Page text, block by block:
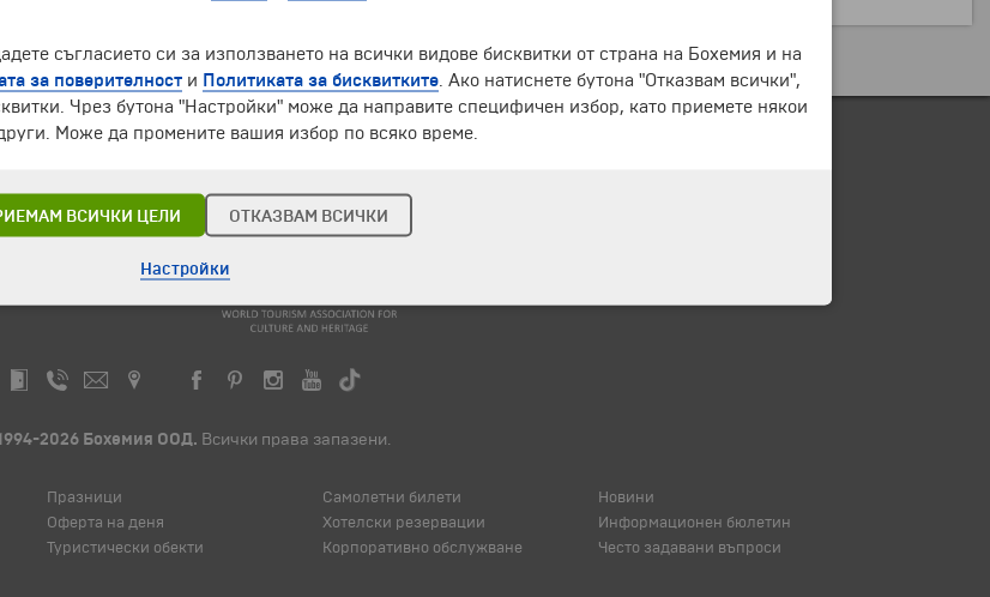
Екскурзии и почивки до Гърция »
ЧЛЕН НА
2026 Бохемия ООД. Всички права запазени.
Празници
Оферта на деня
Туристически обекти
Самолетни билети
Хотелски резервации
Корпоративно обслужване
Новини
Информационен бюлетин
Често задавани въпроси
съгласието си за използването на всички видове бисквитки от страна на Бохемия и на
за поверителност и Политиката за бисквитките . Ако натиснете бутона "Отказвам всички",
Чрез бутона "Настройки" може да направите специфичен избор, като приемете някои
Може да промените вашия избор по всяко време.
ВСИЧКИ ЦЕЛИ ОТКАЗВАМ ВСИЧКИ
Настройки